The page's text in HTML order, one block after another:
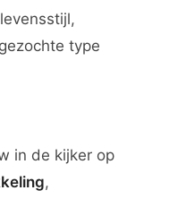
type
in de kijker op
,